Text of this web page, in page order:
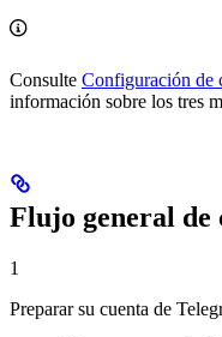
Consulte Configuración de
información sobre los tres
Flujo general de
1
Preparar su cuenta de